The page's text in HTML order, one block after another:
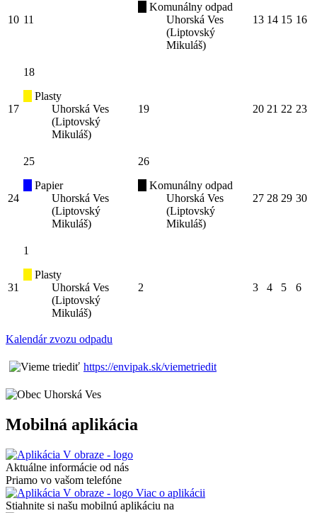
10 11
Komunálny odpad
Uhorská Ves
(Liptovský
Mikuláš)
13 14 15 16
17
18
Plasty
Uhorská Ves
(Liptovský
Mikuláš)
19 20 21 22 23
24
25
Papier
Uhorská Ves
(Liptovský
Mikuláš)
26
Komunálny odpad
Uhorská Ves
(Liptovský
Mikuláš)
27 28 29 30
31
1
Plasty
Uhorská Ves
(Liptovský
Mikuláš)
2 3 4 5 6
Kalendár zvozu odpadu
https://envipak.sk/viemetriedit
Mobilná aplikácia
Aktuálne informácie od nás
Priamo vo vašom telefóne
Viac o aplikácii
Stiahnite si našu mobilnú aplikáciu na